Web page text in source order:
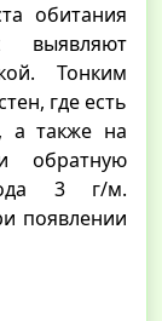
обитания
выявляют
Тонким
где есть
а также на
обратную
3 г/м.
появлении